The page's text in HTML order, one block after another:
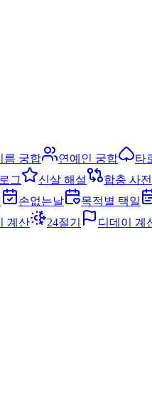
름 궁합 연예인 궁합 타
그 신살 해설 합충 사전
손없는날 목적별 택일
계산 24절기 디데이 계